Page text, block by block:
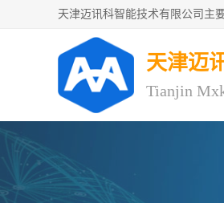
天津迈
Tianjin